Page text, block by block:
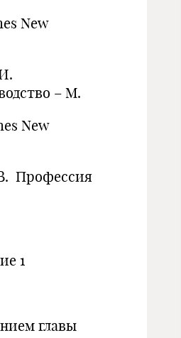
New
– М.
New
Профессия
1
главы